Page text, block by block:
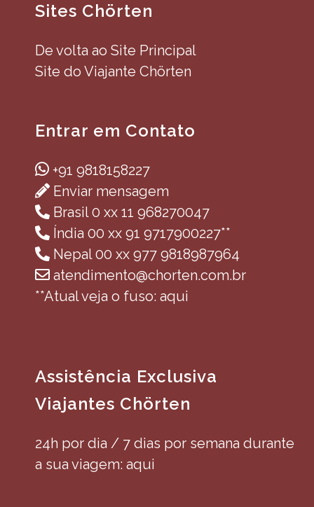
Sites Chörten
De volta ao Site Principal
Site do Viajante Chörten
Entrar em Contato
+91 9818158227
Enviar mensagem
Brasil 0 xx 11 968270047
Índia 00 xx 91 9717900227**
Nepal 00 xx 977 9818987964
atendimento@chorten.com.br
**Atual veja o fuso: aqui
Assistência Exclusiva
Viajantes Chörten
24h por dia / 7 dias por semana durante
a sua viagem: aqui